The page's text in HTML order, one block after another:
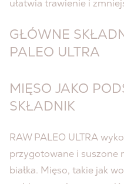
ułatwia trawienie i
GŁÓWNE
PALEO ULTRA
MIĘSO JAKO
SKŁADNIK
RAW PALEO ULTRA
przygotowane i suszone
białka. Mięso, takie jak